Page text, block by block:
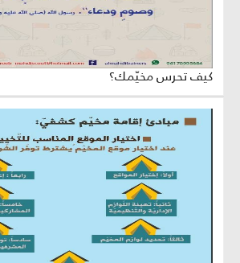
كيف تحرس مخيّمك؟